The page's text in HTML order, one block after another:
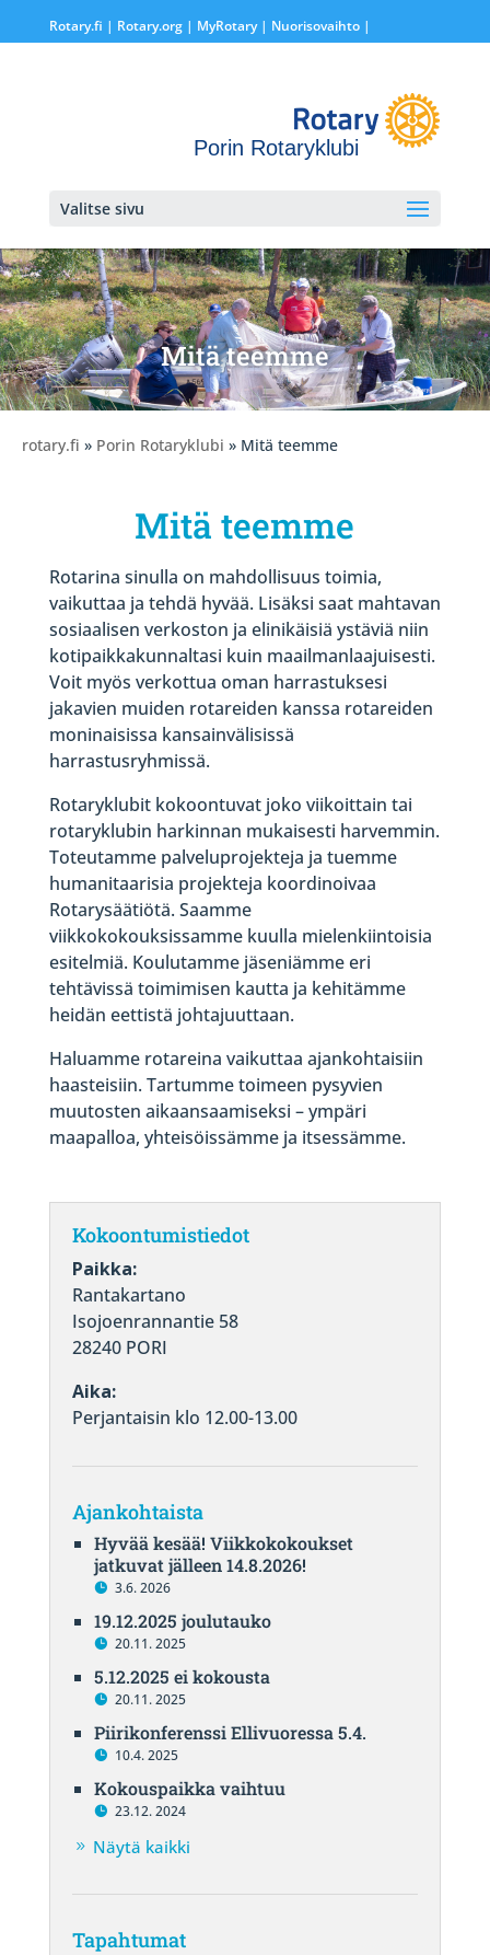
Rotary.fi | Rotary.org| MyRotary | Nuorisovaihto|
Porin Rotaryklubi
Valitse sivu
Mitä teemme
rotary.fi » Porin Rotaryklubi » Mitä teemme
Mitä teemme
Rotarina sinulla on mahdollisuus toimia,
vaikuttaa ja tehdä hyvää. Lisäksi saat mahtavan
sosiaalisen verkoston ja elinikäisiä ystäviä niin
kotipaikkakunnaltasi kuin maailmanlaajuisesti.
Voit myös verkottua oman harrastuksesi
jakavien muiden rotareiden kanssa rotareiden
moninaisissa kansainvälisissä
harrastusryhmissä.
Rotaryklubit kokoontuvat joko viikoittain tai
rotaryklubin harkinnan mukaisesti harvemmin.
Toteutamme palveluprojekteja ja tuemme
humanitaarisia projekteja koordinoivaa
Rotarysäätiötä. Saamme
viikkokokouksissamme kuulla mielenkiintoisia
esitelmiä. Koulutamme jäseniämme eri
tehtävissä toimimisen kautta ja kehitämme
heidän eettistä johtajuuttaan.
Haluamme rotareina vaikuttaa ajankohtaisiin
haasteisiin. Tartumme toimeen pysyvien
muutosten aikaansaamiseksi – ympäri
maapalloa, yhteisöissämme ja itsessämme.
Kokoontumistiedot
Paikka:
Rantakartano
Isojoenrannantie 58
28240 PORI
Aika:
Perjantaisin klo 12.00-13.00
Ajankohtaista
Hyvää kesää! Viikkokokoukset
jatkuvat jälleen 14.8.2026!
3.6. 2026
19.12.2025 joulutauko
20.11. 2025
5.12.2025 ei kokousta
20.11. 2025
Piirikonferenssi Ellivuoressa 5.4.
10.4. 2025
Kokouspaikka vaihtuu
23.12. 2024
Näytä kaikki
Tapahtumat